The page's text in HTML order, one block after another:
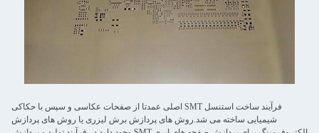
فرآیند ساخت استنسل SMT اصلی عمدتا از صفحات عکاسی و سپس با حکاکی
شیمیایی ساخته می شد.روش های پردازش برش لیزری یا روش های پردازش